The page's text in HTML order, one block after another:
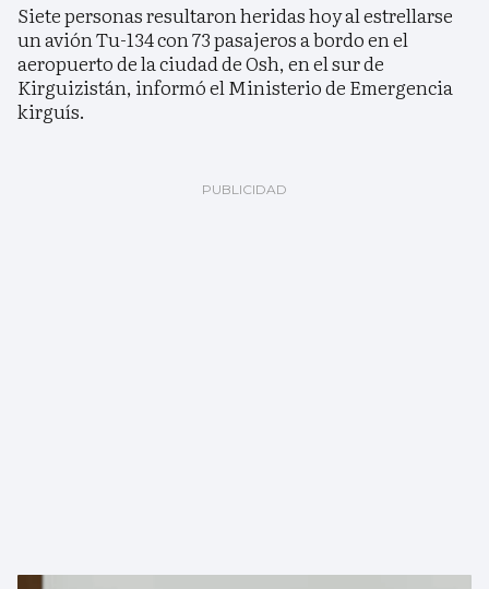
Siete personas resultaron heridas hoy al estrellarse
un avión Tu-134 con 73 pasajeros a bordo en el
aeropuerto de la ciudad de Osh, en el sur de
Kirguizistán, informó el Ministerio de Emergencia
kirguís.